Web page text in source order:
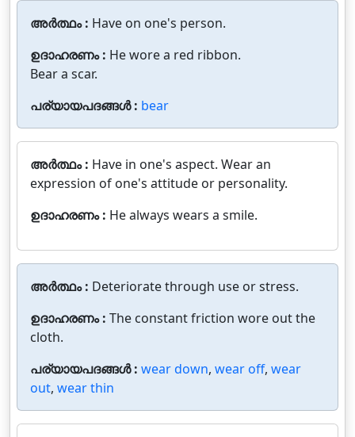
അർത്ഥം : Have on one's person.
ഉദാഹരണം : He wore a red ribbon.
Bear a scar.
പര്യായപദങ്ങൾ : bear
അർത്ഥം : Have in one's aspect. Wear an
expression of one's attitude or personality.
ഉദാഹരണം : He always wears a smile.
അർത്ഥം : Deteriorate through use or stress.
ഉദാഹരണം : The constant friction wore out the
cloth.
പര്യായപദങ്ങൾ : wear down, wear off, wear
out, wear thin